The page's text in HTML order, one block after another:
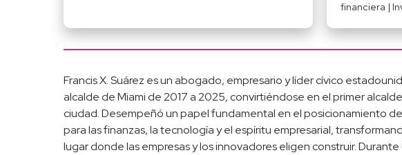
financiera |
Francis X. Suárez es un abogado, empresario y líder cívico
alcalde de Miami de 2017 a 2025, convirtiéndose en el primer
ciudad. Desempeñó un papel fundamental en el posicionamiento
para las finanzas, la tecnología y el espíritu empresarial,
lugar donde las empresas y los innovadores eligen construir.